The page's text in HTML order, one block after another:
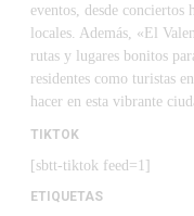
eventos, desde conciertos
locales. Además, «El
rutas y lugares bonitos
residentes como turistas
hacer en esta vibrante
TIKTOK
[sbtt-tiktok feed=1]
ETIQUETAS